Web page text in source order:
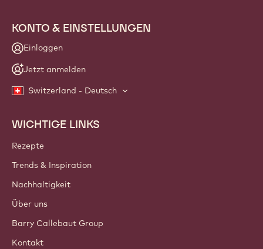
KONTO & EINSTELLUNGEN
Einloggen
Jetzt anmelden
Switzerland - Deutsch
Footer
Callebaut
WICHTIGE LINKS
Rezepte
Trends & Inspiration
Nachhaltigkeit
Über uns
Barry Callebaut Group
Kontakt